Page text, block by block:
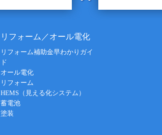
リフォーム／オール電化
リフォーム補助金早わかりガイ
ド
オール電化
リフォーム
HEMS（見える化システム）
蓄電池
塗装